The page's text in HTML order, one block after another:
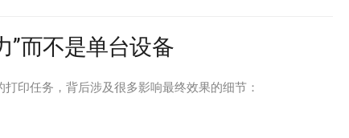
”而不是单台设备
印任务，背后涉及很多影响最终效果的细节：